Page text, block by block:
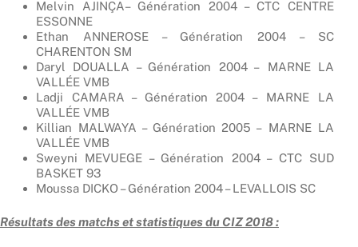
Melvin AJINÇA– Génération 2004 – CTC CENTRE
ESSONNE
Ethan ANNEROSE – Génération 2004 – SC
CHARENTON SM
Daryl DOUALLA – Génération 2004 – MARNE LA
VALLÉE VMB
Ladji CAMARA – Génération 2004 – MARNE LA
VALLÉE VMB
Killian MALWAYA – Génération 2005 – MARNE LA
VALLÉE VMB
Sweyni MEVUEGE – Génération 2004 – CTC SUD
BASKET 93
Moussa DICKO – Génération 2004 – LEVALLOIS SC
Résultats des matchs et statistiques du CIZ 2018 :